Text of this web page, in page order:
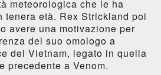
meteorologica che le ha
età. Rex Strickland poi
avere una motivazione per
del suo omologo a
del Vietnam, legato in quella
precedente a Venom.